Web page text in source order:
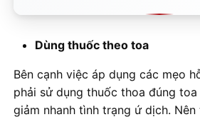
Dùng thuốc theo toa
Bên cạnh việc áp dụng các mẹo
phải sử dụng thuốc thoa đúng
giảm nhanh tình trạng ứ dịch.